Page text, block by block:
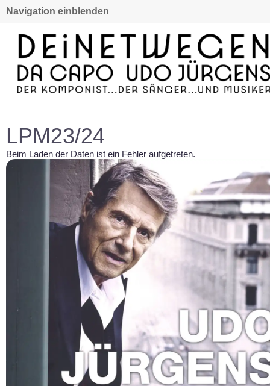
Navigation einblenden
LPM23/24
Beim Laden der Daten ist ein Fehler aufgetreten.